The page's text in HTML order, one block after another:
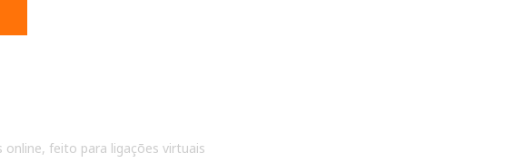
feito para ligações virtuais